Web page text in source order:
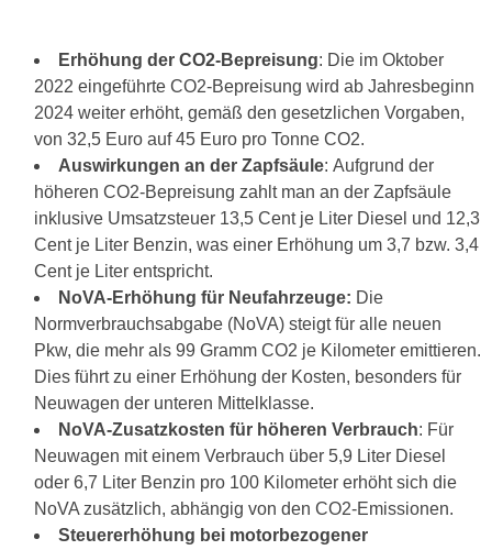
Erhöhung der CO2-Bepreisung: Die im Oktober
2022 eingeführte CO2-Bepreisung wird ab Jahresbeginn
2024 weiter erhöht, gemäß den gesetzlichen Vorgaben,
von 32,5 Euro auf 45 Euro pro Tonne CO2.
Auswirkungen an der Zapfsäule: Aufgrund der
höheren CO2-Bepreisung zahlt man an der Zapfsäule
inklusive Umsatzsteuer 13,5 Cent je Liter Diesel und 12,3
Cent je Liter Benzin, was einer Erhöhung um 3,7 bzw. 3,4
Cent je Liter entspricht.
NoVA-Erhöhung für Neufahrzeuge: Die
Normverbrauchsabgabe (NoVA) steigt für alle neuen
Pkw, die mehr als 99 Gramm CO2 je Kilometer emittieren.
Dies führt zu einer Erhöhung der Kosten, besonders für
Neuwagen der unteren Mittelklasse.
NoVA-Zusatzkosten für höheren Verbrauch: Für
Neuwagen mit einem Verbrauch über 5,9 Liter Diesel
oder 6,7 Liter Benzin pro 100 Kilometer erhöht sich die
NoVA zusätzlich, abhängig von den CO2-Emissionen.
Steuererhöhung bei motorbezogener